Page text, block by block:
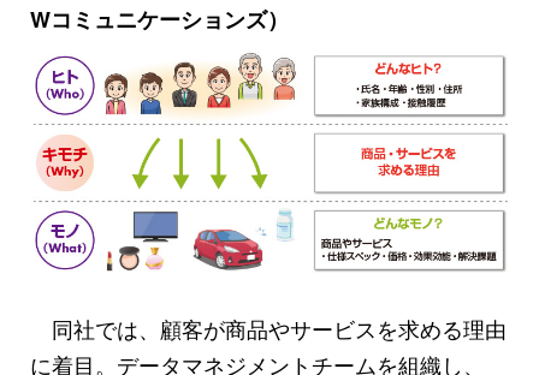
Wコミュニケーションズ）
同社では、顧客が商品やサービスを求める理由
に着目。データマネジメントチームを組織し、